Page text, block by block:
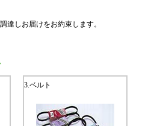
達しお届けをお約束します。
3.ベルト